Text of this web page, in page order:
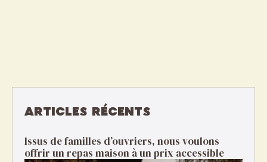
ARTICLES RÉCENTS
Issus de familles d’ouvriers, nous voulons
offrir un repas maison à un prix accessible